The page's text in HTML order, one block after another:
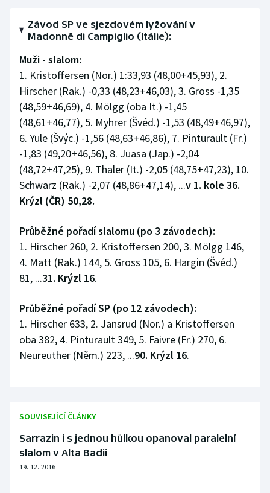
Ragby
Rychlobruslení
Rychlostní kanoistika
Short track
Sportovní střelba
Stolní tenis
Triatlon
Veslování
Vodní slalom
Volejbal
Ostatní
Závod SP ve sjezdovém lyžování v
Madonně di Campiglio (Itálie):
Muži - slalom:
1. Kristoffersen (Nor.) 1:33,93 (48,00+45,93), 2.
Hirscher (Rak.) -0,33 (48,23+46,03), 3. Gross -1,35
(48,59+46,69), 4. Mölgg (oba It.) -1,45
(48,61+46,77), 5. Myhrer (Švéd.) -1,53 (48,49+46,97),
6. Yule (Švýc.) -1,56 (48,63+46,86), 7. Pinturault (Fr.)
-1,83 (49,20+46,56), 8. Juasa (Jap.) -2,04
(48,72+47,25), 9. Thaler (It.) -2,05 (48,75+47,23), 10.
Schwarz (Rak.) -2,07 (48,86+47,14), ...v 1. kole 36.
Krýzl (ČR) 50,28.
Průběžné pořadí slalomu (po 3 závodech):
1. Hirscher 260, 2. Kristoffersen 200, 3. Mölgg 146,
4. Matt (Rak.) 144, 5. Gross 105, 6. Hargin (Švéd.)
81, ...31. Krýzl 16.
Průběžné pořadí SP (po 12 závodech):
1. Hirscher 633, 2. Jansrud (Nor.) a Kristoffersen
oba 382, 4. Pinturault 349, 5. Faivre (Fr.) 270, 6.
Neureuther (Něm.) 223, ...90. Krýzl 16.
SOUVISEJÍCÍ ČLÁNKY
Sarrazin i s jednou hůlkou opanoval paralelní
slalom v Alta Badii
19. 12. 2016